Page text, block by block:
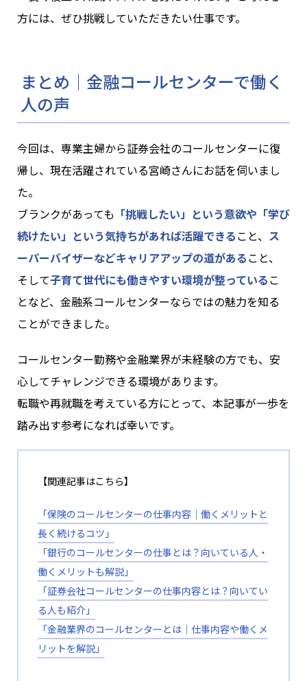
方には、ぜひ挑戦していただきたい仕事です。
まとめ│金融コールセンターで働く
人の声
今回は、専業主婦から証券会社のコールセンターに復
帰し、現在活躍されている宮崎さんにお話を伺いまし
た。
ブランクがあっても 「挑戦したい」という意欲や「学び
続けたい」という気持ちがあれば活躍できること、 ス
ーパーバイザーなどキャリアアップの道があること、
そして子育て世代にも働きやすい環境が整っているこ
となど、金融系コールセンターならではの魅力を知る
ことができました。
コールセンター勤務や金融業界が未経験の方でも、安
心してチャレンジできる環境があります。
転職や再就職を考えている方にとって、本記事が一歩を
踏み出す参考になれば幸いです。
【関連記事はこちら】
「保険のコールセンターの仕事内容｜働くメリットと
長く続けるコツ」
「銀行のコールセンターの仕事とは？向いている人・
働くメリットも解説」
「証券会社コールセンターの仕事内容とは？向いてい
る人も紹介」
「金融業界のコールセンターとは｜仕事内容や働くメ
リットを解説」